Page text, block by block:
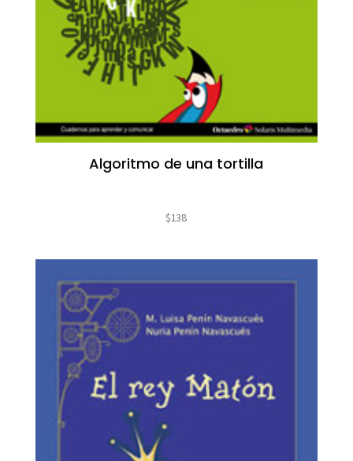
Algoritmo de una tortilla
$138